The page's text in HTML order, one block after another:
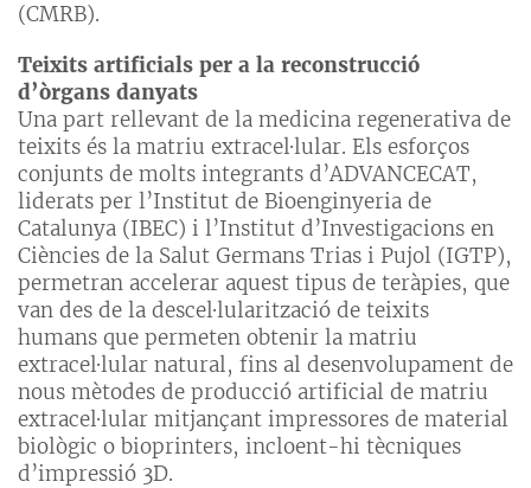
(CMRB).
Teixits artificials per a la reconstrucció
d’òrgans danyats
Una part rellevant de la medicina regenerativa de
teixits és la matriu extracel·lular. Els esforços
conjunts de molts integrants d’ADVANCECAT,
liderats per l’Institut de Bioenginyeria de
Catalunya (IBEC) i l’Institut d’Investigacions en
Ciències de la Salut Germans Trias i Pujol (IGTP),
permetran accelerar aquest tipus de teràpies, que
van des de la descel·lularització de teixits
humans que permeten obtenir la matriu
extracel·lular natural, fins al desenvolupament de
nous mètodes de producció artificial de matriu
extracel·lular mitjançant impressores de material
biològic o bioprinters, incloent-hi tècniques
d’impressió 3D.